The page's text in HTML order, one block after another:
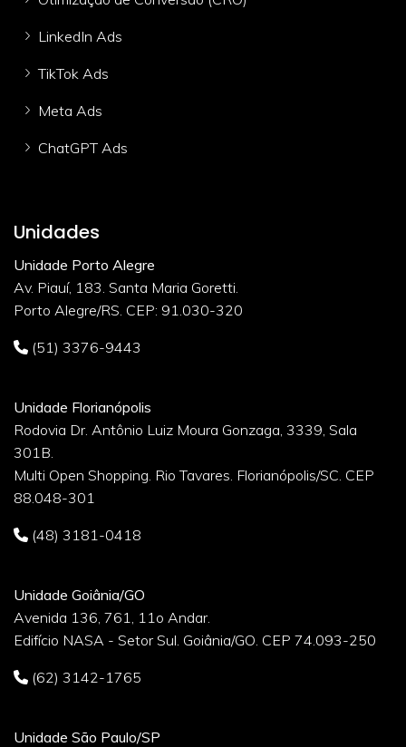
LinkedIn Ads
TikTok Ads
Meta Ads
ChatGPT Ads
Unidades
Unidade Porto Alegre
Av. Piauí, 183. Santa Maria Goretti.
Porto Alegre/RS. CEP: 91.030-320
(51) 3376-9443
Unidade Florianópolis
Rodovia Dr. Antônio Luiz Moura Gonzaga, 3339, Sala
301B.
Multi Open Shopping. Rio Tavares. Florianópolis/SC. CEP
88.048-301
(48) 3181-0418
Unidade Goiânia/GO
Avenida 136, 761, 11o Andar.
Edifício NASA - Setor Sul. Goiânia/GO. CEP 74.093-250
(62) 3142-1765
Unidade São Paulo/SP